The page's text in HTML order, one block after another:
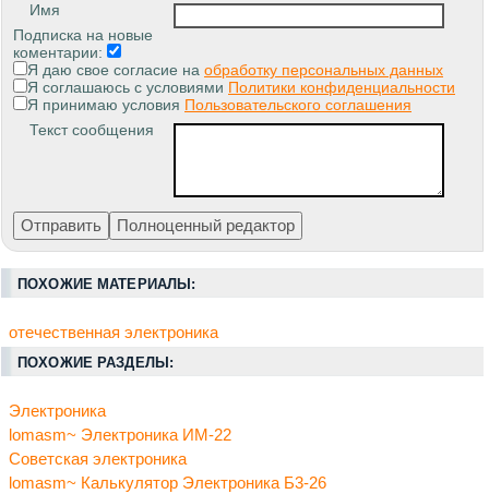
Имя
Подписка на новые
коментарии:
Я даю свое согласие на обработку персональных данных
Я соглашаюсь с условиями Политики конфиденциальности
Я принимаю условия Пользовательского соглашения
Текст сообщения
ПОХОЖИЕ МАТЕРИАЛЫ:
отечественная электроника
ПОХОЖИЕ РАЗДЕЛЫ:
Электроника
lomasm~ Электроника ИМ-22
Советская электроника
lomasm~ Калькулятор Электроника Б3-26